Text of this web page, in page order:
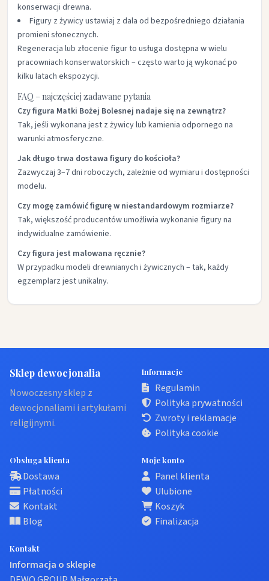
konserwacji drewna.
Figury z żywicy ustawiaj z dala od bezpośredniego działania
promieni słonecznych.
Regeneracja lub złocenie figur to usługa dostępna w wielu
pracowniach konserwatorskich – często warto ją wykonać po
kilku latach ekspozycji.
FAQ – najczęściej zadawane pytania
Czy figura Matki Bożej Bolesnej nadaje się na zewnątrz?
Tak, jeśli wykonana jest z żywicy lub kamienia odpornego na
warunki atmosferyczne.
Jak długo trwa dostawa figury do kościoła?
Zazwyczaj 3–7 dni roboczych, zależnie od wymiaru i dostępności
modelu.
Czy mogę zamówić figurę w niestandardowym rozmiarze?
Tak, większość producentów umożliwia wykonanie figury na
indywidualne zamówienie.
Czy figura jest malowana ręcznie?
W przypadku modeli drewnianych i żywicznych – tak, każdy
egzemplarz jest unikalny.
Sklep dewocjonalia
Nowoczesny sklep z
dewocjonaliami i artykułami
religijnymi.
Informacje
Regulamin
Polityka prywatności
Zwroty i reklamacje
Polityka cookie
Obsługa klienta
Dostawa
Płatności
Kontakt
Blog
Moje konto
Panel klienta
Ulubione
Koszyk
Finalizacja
Kontakt
Informacja o sklepie